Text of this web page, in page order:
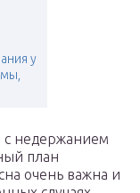
у
с недержанием
план
очень важна и